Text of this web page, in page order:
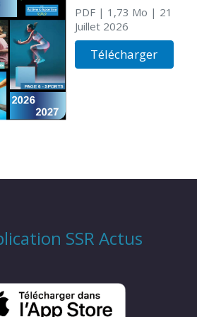
PDF| 1,73 Mo | 21
Juillet 2026
Télécharger
SSR Actus